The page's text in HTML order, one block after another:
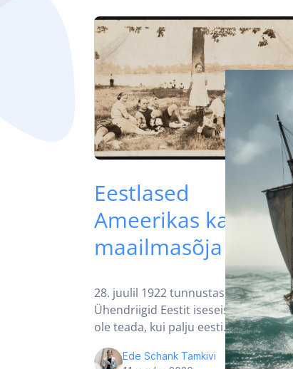
Eestlased
Ameerikas kahe
maailmasõja vahel
28. juulil 1922 tunnustasid Ameerika
Ühendriigid Eestit iseseisva riigina. Ei
ole teada, kui palju eesti…
Ede Schank Tamkivi